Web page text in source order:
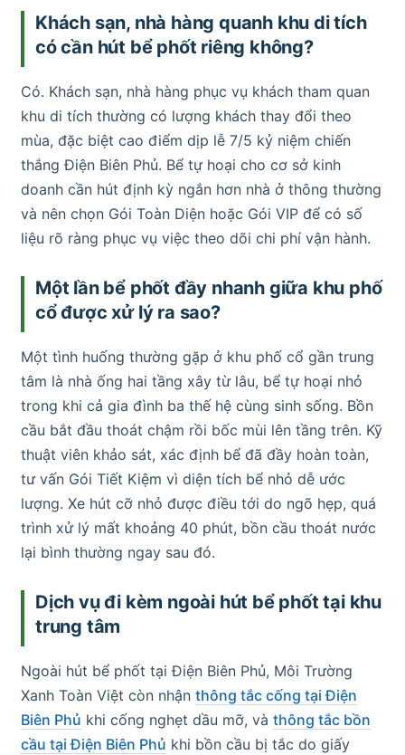
Khách sạn, nhà hàng quanh khu di tích
có cần hút bể phốt riêng không?
Có. Khách sạn, nhà hàng phục vụ khách tham quan
khu di tích thường có lượng khách thay đổi theo
mùa, đặc biệt cao điểm dịp lễ 7/5 kỷ niệm chiến
thắng Điện Biên Phủ. Bể tự hoại cho cơ sở kinh
doanh cần hút định kỳ ngắn hơn nhà ở thông thường
và nên chọn Gói Toàn Diện hoặc Gói VIP để có số
liệu rõ ràng phục vụ việc theo dõi chi phí vận hành.
Một lần bể phốt đầy nhanh giữa khu phố
cổ được xử lý ra sao?
Một tình huống thường gặp ở khu phố cổ gần trung
tâm là nhà ống hai tầng xây từ lâu, bể tự hoại nhỏ
trong khi cả gia đình ba thế hệ cùng sinh sống. Bồn
cầu bắt đầu thoát chậm rồi bốc mùi lên tầng trên. Kỹ
thuật viên khảo sát, xác định bể đã đầy hoàn toàn,
tư vấn Gói Tiết Kiệm vì diện tích bể nhỏ dễ ước
lượng. Xe hút cỡ nhỏ được điều tới do ngõ hẹp, quá
trình xử lý mất khoảng 40 phút, bồn cầu thoát nước
lại bình thường ngay sau đó.
Dịch vụ đi kèm ngoài hút bể phốt tại khu
trung tâm
Ngoài hút bể phốt tại Điện Biên Phủ, Môi Trường
Xanh Toàn Việt còn nhận thông tắc cống tại Điện
Biên Phủ khi cống nghẹt dầu mỡ, và thông tắc bồn
cầu tại Điện Biên Phủ khi bồn cầu bị tắc do giấy